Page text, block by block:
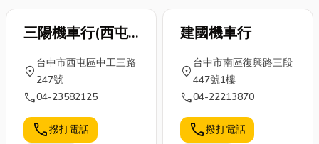
潮...
三陽機車行(西屯
區中工三路)
location_on
台中市西屯區中工三路
247號
call04-23582125
call撥打電話
建國機車行
location_on
台中市南區復興路三段
447號1樓
call04-22213870
call撥打電話